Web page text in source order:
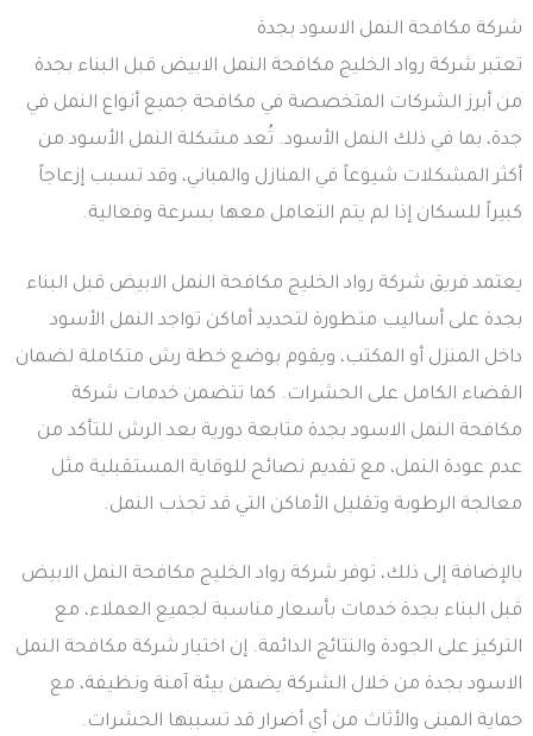
شركة مكافحة النمل الاسود بجدة
تعتبر شركة رواد الخليج مكافحة النمل الابيض قبل البناء بجدة
من أبرز الشركات المتخصصة في مكافحة جميع أنواع النمل في
جدة، بما في ذلك النمل الأسود. تُعد مشكلة النمل الأسود من
أكثر المشكلات شيوعاً في المنازل والمباني، وقد تسبب إزعاجاً
كبيراً للسكان إذا لم يتم التعامل معها بسرعة وفعالية.
يعتمد فريق شركة رواد الخليج مكافحة النمل الابيض قبل البناء
بجدة على أساليب متطورة لتحديد أماكن تواجد النمل الأسود
داخل المنزل أو المكتب، ويقوم بوضع خطة رش متكاملة لضمان
القضاء الكامل على الحشرات. كما تتضمن خدمات شركة
مكافحة النمل الاسود بجدة متابعة دورية بعد الرش للتأكد من
عدم عودة النمل، مع تقديم نصائح للوقاية المستقبلية مثل
معالجة الرطوبة وتقليل الأماكن التي قد تجذب النمل.
بالإضافة إلى ذلك، توفر شركة رواد الخليج مكافحة النمل الابيض
قبل البناء بجدة خدمات بأسعار مناسبة لجميع العملاء، مع
التركيز على الجودة والنتائج الدائمة. إن اختيار شركة مكافحة النمل
الاسود بجدة من خلال الشركة يضمن بيئة آمنة ونظيفة، مع
حماية المبنى والأثاث من أي أضرار قد تسببها الحشرات.